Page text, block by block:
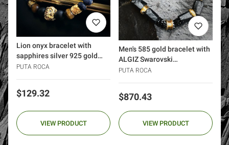
Lion onyx bracelet with
sapphires silver 925 gold
24k
PUTA ROCA
Price
$129.32
VIEW PRODUCT
Men's 585 gold bracelet with
ALGIZ Swarovski
tourmalines
PUTA ROCA
Price
$870.43
VIEW PRODUCT